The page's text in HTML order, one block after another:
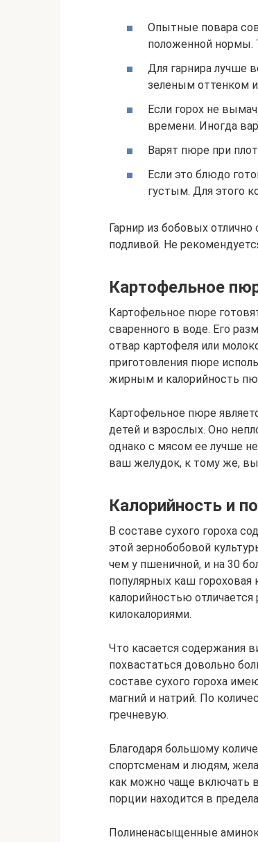
Опытные повара
положенной нормы.
Для гарнира лучше
зеленым оттенком
Если горох не
времени. Иногда
Варят пюре при
Если это блюдо
густым. Для этого
Гарнир из бобовых
подливой. Не
Картофельное
Картофельное пюре
сваренного в воде. Его
отвар картофеля или
приготовления пюре
жирным и калорийность
Картофельное пюре
детей и взрослых. Оно
однако с мясом ее лучше
ваш желудок, к тому же,
Калорийность и
В составе сухого гороха
этой зернобобовой
чем у пшеничной, и на 30
популярных каш
калорийностью
килокалориями.
Что касается содержания
похвастаться довольно
составе сухого гороха
магний и натрий. По
гречневую.
Благодаря большому
спортсменам и людям,
как можно чаще включать
порции находится в
Полиненасыщенные